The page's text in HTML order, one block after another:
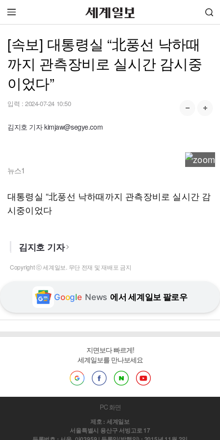
[속보] 대통령실 “北풍선 낙하때
까지 관측장비로 실시간 감시중
이었다”
입력 : 2024-07-24 10:50
김지호 기자 kimjaw@segye.com
뉴스1
대통령실 “北풍선 낙하때까지 관측장비로 실시간 감
시중이었다
김지호 기자
Copyright ⓒ 세계일보. 무단 전재 및 재배포 금지
Google News 에서 세계일보 팔로우
지면보다 빠르게!
세계일보를 만나보세요
PC 화면
제호 : 세계일보
서울특별시 용산구 서빙고로 17